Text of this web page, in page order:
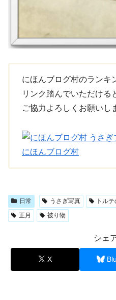
にほんブログ村のランキ
リンク踏んでいただける
ご協力よろしくお願いし
にほんブログ村
日常 うさぎ写真 トル
正月
被り物
シェ
X